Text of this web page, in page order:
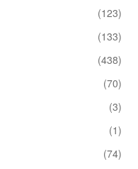
(123)
(133)
(438)
(70)
(3)
(1)
(74)